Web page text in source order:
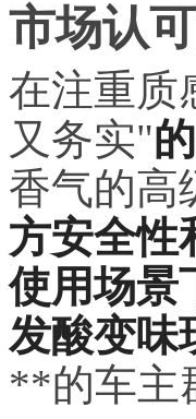
市场认
在注重质
又务实"
香气的高
方安全性
使用场景
发酸变味
**的车主